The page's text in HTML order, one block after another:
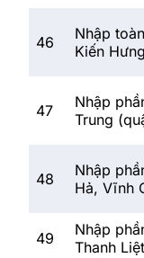
46
Nhập
Kiến
47
Nhập
Trung
48
Nhập
Hả, Vĩnh
49
Nhập
Thanh